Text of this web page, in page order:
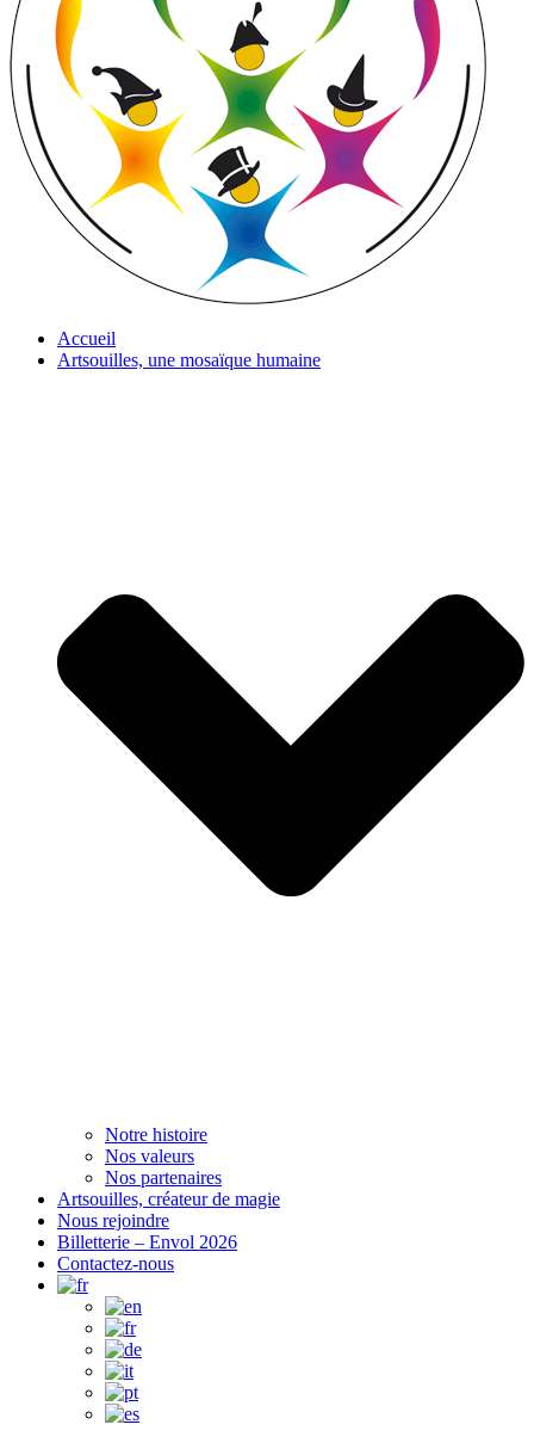
Accueil
Artsouilles, une mosaïque humaine
Notre histoire
Nos valeurs
Nos partenaires
Artsouilles, créateur de magie
Nous rejoindre
Billetterie – Envol 2026
Contactez-nous